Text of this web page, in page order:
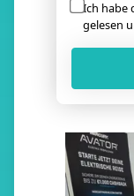
Ich habe
gelesen